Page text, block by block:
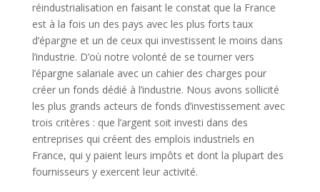
réindustrialisation en faisant le constat que la France
est à la fois un des pays avec les plus forts taux
d’épargne et un de ceux qui investissent le moins dans
l’industrie. D’où notre volonté de se tourner vers
l’épargne salariale avec un cahier des charges pour
créer un fonds dédié à l’industrie. Nous avons sollicité
les plus grands acteurs de fonds d’investissement avec
trois critères : que l’argent soit investi dans des
entreprises qui créent des emplois industriels en
France, qui y paient leurs impôts et dont la plupart des
fournisseurs y exercent leur activité.